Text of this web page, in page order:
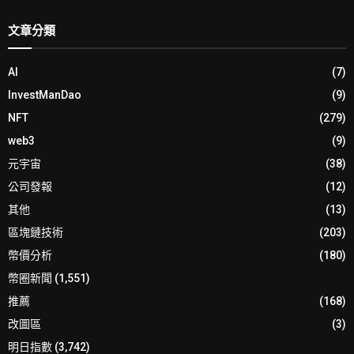
文章分類
AI
(7)
InvestManDao
(9)
NFT
(279)
web3
(9)
元宇宙
(38)
公司發報
(12)
其他
(13)
區塊鏈技術
(203)
幣價分析
(180)
幣圈新聞 (1,551)
推薦
(168)
改圖區
(3)
明日指數 (3,742)